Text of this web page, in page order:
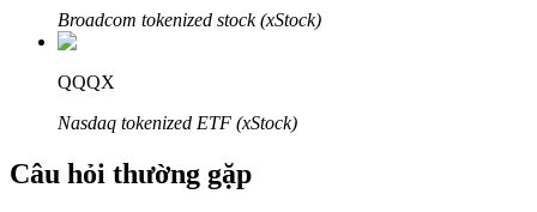
Broadcom tokenized stock (xStock)
QQQX
Nasdaq tokenized ETF (xStock)
Câu hỏi thường gặp